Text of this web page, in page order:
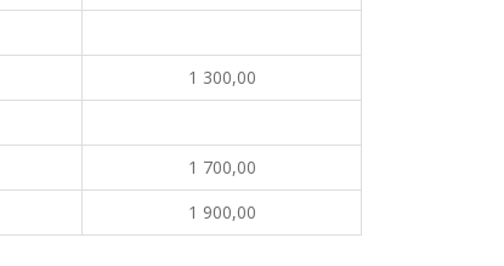
1 300,00
1 700,00
1 900,00